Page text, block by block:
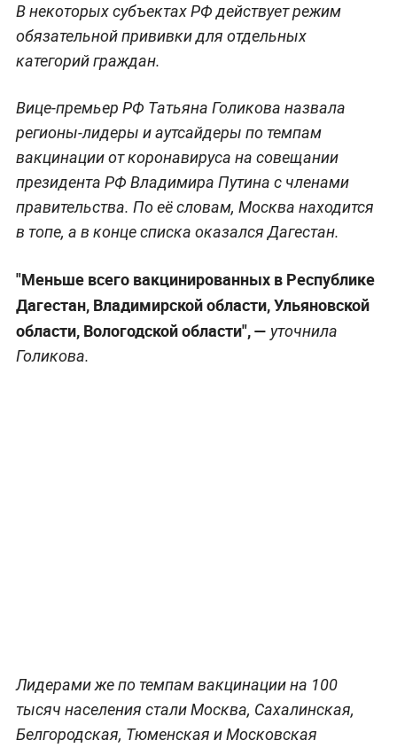
В некоторых субъектах РФ действует режим
обязательной прививки для отдельных
категорий граждан.
Вице-премьер РФ Татьяна Голикова назвала
регионы-лидеры и аутсайдеры по темпам
вакцинации от коронавируса на совещании
президента РФ Владимира Путина с членами
правительства. По её словам, Москва находится
в топе, а в конце списка оказался Дагестан.
"Меньше всего вакцинированных в Республике
Дагестан, Владимирской области, Ульяновской
области, Вологодской области", — уточнила
Голикова.
Лидерами же по темпам вакцинации на 100
тысяч населения стали Москва, Сахалинская,
Белгородская, Тюменская и Московская